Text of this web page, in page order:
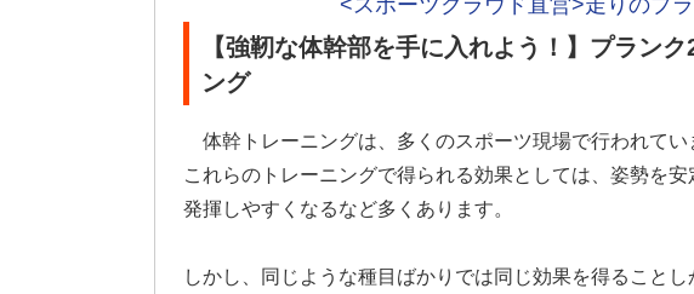
【強靭な体幹部を手に入れよう！】プラン
ング
体幹トレーニングは、多くのスポーツ現場で行われてい
これらのトレーニングで得られる効果としては、姿勢を
発揮しやすくなるなど多くあります。
しかし、同じような種目ばかりでは同じ効果を得ることし